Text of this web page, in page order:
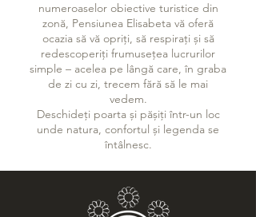
numeroaselor obiective turistice din
zonă, Pensiunea Elisabeta vă oferă
ocazia să vă opriți, să respirați și să
redescoperiți frumusețea lucrurilor
simple – acelea pe lângă care, în graba
de zi cu zi, trecem fără să le mai
vedem.
Deschideți poarta și pășiți într-un loc
unde natura, confortul și legenda se
întâlnesc.